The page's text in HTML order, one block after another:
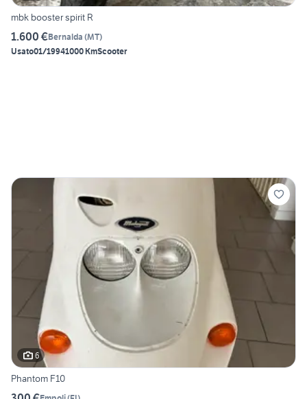
mbk booster spirit R
1.600 €Bernalda (MT)
Usato01/19941000 KmScooter
6
Phantom F10